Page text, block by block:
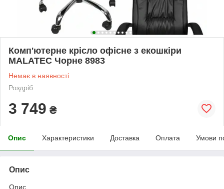
Комп'ютерне крісло офісне з екошкіри
MALATEC Чорне 8983
Немає в наявності
Роздріб
3 749 ₴
Опис Характеристики Доставка Оплата Умови
Опис
Опис